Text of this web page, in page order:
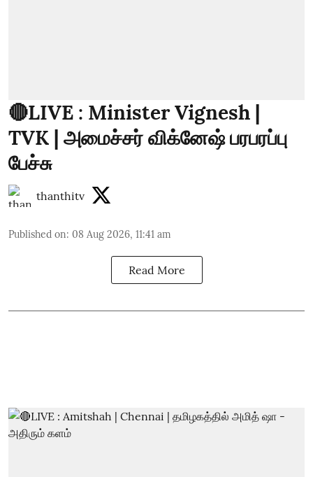
🔴LIVE : Minister Vignesh |
TVK | அமைச்சர் விக்னேஷ் பரபரப்பு
பேச்சு
thanthitv
Published on: 08 Aug 2026, 11:41 am
Read More